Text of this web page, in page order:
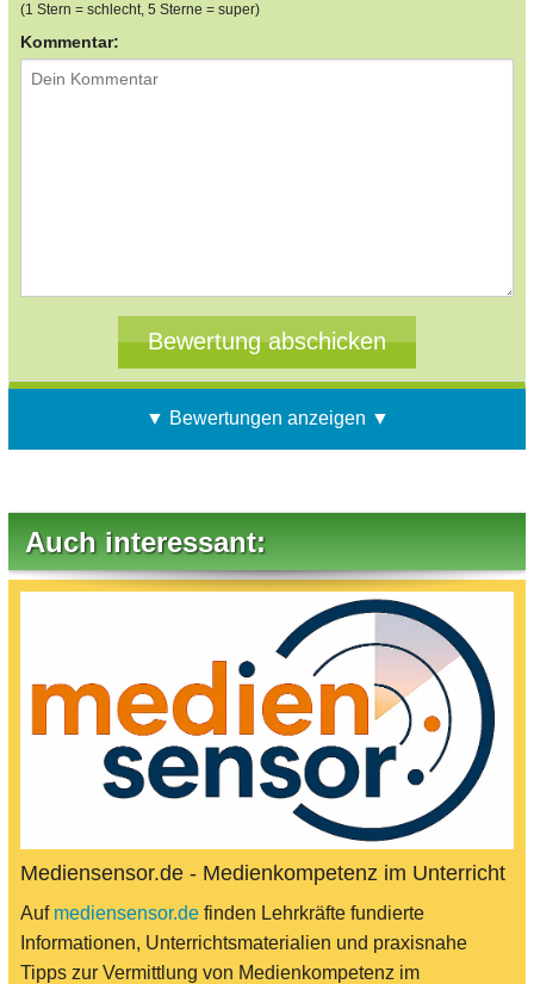
(1 Stern = schlecht, 5 Sterne = super)
Kommentar:
▼ Bewertungen anzeigen ▼
Auch interessant:
Mediensensor.de - Medienkompetenz im Unterricht
Auf mediensensor.de finden Lehrkräfte fundierte
Informationen, Unterrichtsmaterialien und praxisnahe
Tipps zur Vermittlung von Medienkompetenz im